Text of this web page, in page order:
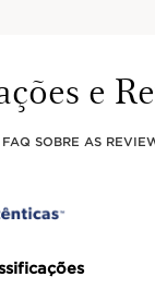
e
SOBRE AS